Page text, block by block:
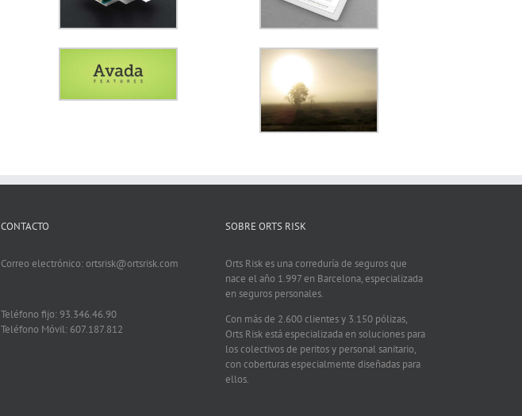
CONTACTO
Correo electrónico: ortsrisk@ortsrisk.com
Teléfono fijo: 93.346.46.90
Teléfono Móvil: 607.187.812
SOBRE ORTS RISK
Orts Risk es una correduría de seguros que
nace el año 1.997 en Barcelona, especializada
en seguros personales.
Con más de 2.600 clientes y 3.150 pólizas,
Orts Risk está especializada en soluciones para
los colectivos de peritos y personal sanitario,
con coberturas especialmente diseñadas para
ellos.